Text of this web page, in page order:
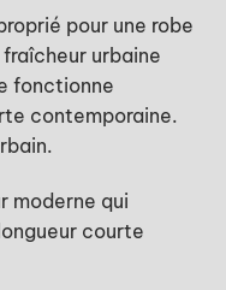
pour une robe
urbaine
fonctionne
contemporaine.
moderne qui
courte